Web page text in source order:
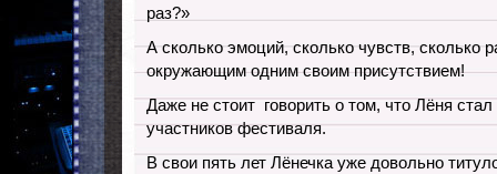
раз?»
А сколько эмоций, сколько чувств, сколько
окружающим одним своим присутствием!
Даже не стоит говорить о том, что Лёня
участников фестиваля.
В свои пять лет Лёнечка уже довольно